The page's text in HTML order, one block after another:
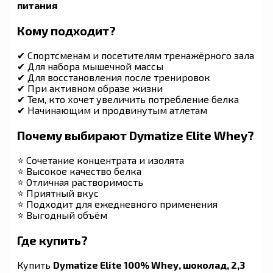
питания
Кому подходит?
✔ Спортсменам и посетителям тренажёрного зала
✔ Для набора мышечной массы
✔ Для восстановления после тренировок
✔ При активном образе жизни
✔ Тем, кто хочет увеличить потребление белка
✔ Начинающим и продвинутым атлетам
Почему выбирают Dymatize Elite Whey?
⭐ Сочетание концентрата и изолята
⭐ Высокое качество белка
⭐ Отличная растворимость
⭐ Приятный вкус
⭐ Подходит для ежедневного применения
⭐ Выгодный объём
Где купить?
Купить Dymatize Elite 100% Whey, шоколад, 2,3